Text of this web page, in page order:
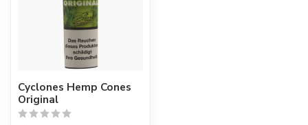
Cyclones Hemp Cones
Original